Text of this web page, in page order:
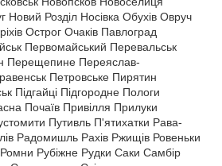
Новий Розділ Носівка Обухів Овруч
Острог Очаків Павлоград
Первомайський Перевальськ
Перещепине Переяслав-
Петровське Пирятин
Підгайці Підгородне Пологи
Почаїв Привілля Прилуки
Путивль П'ятихатки Рава-
Радомишль Рахів Ржищів Ровеньки
Рубіжне Рудки Саки Самбір